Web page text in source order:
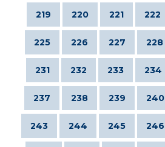
219 220 221 222
225 226 227 228
231 232 233 234
237 238 239 240
243 244 245 246